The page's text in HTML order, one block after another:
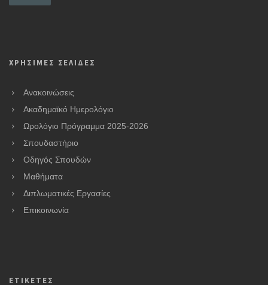
ΧΡΗΣΙΜΕΣ ΣΕΛΙΔΕΣ
Ανακοινώσεις
Ακαδημαϊκό Ημερολόγιο
Ωρολόγιο Πρόγραμμα 2025-2026
Σπουδαστήριο
Οδηγός Σπουδών
Μαθήματα
Διπλωματικές Εργασίες
Επικοινωνία
ΕΤΙΚΕΤΕΣ